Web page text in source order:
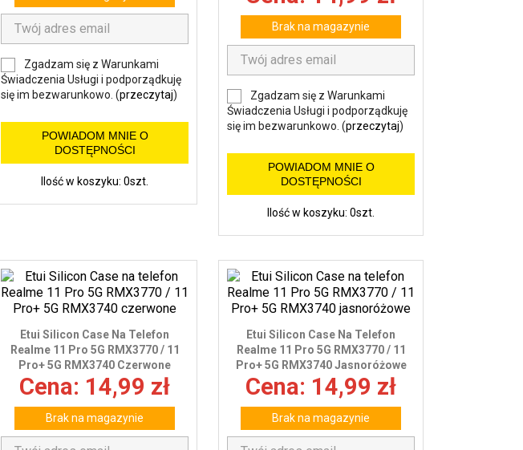
Zgadzam się z Warunkami
Świadczenia Usługi i podporządkuję
się im bezwarunkowo. (przeczytaj)
POWIADOM MNIE O
DOSTĘPNOŚCI
Ilość w koszyku: 0szt.
Brak na magazynie
Zgadzam się z Warunkami
Świadczenia Usługi i podporządkuję
się im bezwarunkowo. (przeczytaj)
POWIADOM MNIE O
DOSTĘPNOŚCI
Ilość w koszyku: 0szt.
Etui Silicon Case Na Telefon
Realme 11 Pro 5G RMX3770 / 11
Pro+ 5G RMX3740 Czerwone
Cena: 14,99 zł
Brak na magazynie
Etui Silicon Case Na Telefon
Realme 11 Pro 5G RMX3770 / 11
Pro+ 5G RMX3740 Jasnoróżowe
Cena: 14,99 zł
Brak na magazynie